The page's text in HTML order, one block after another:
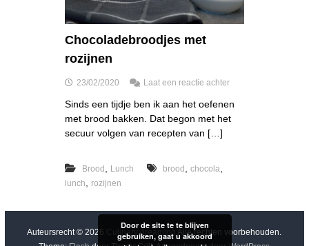
Chocoladebroodjes met
rozijnen
23/02/2020 Laat een reactie achtero
C
h
b
r
o
Sinds een tijdje ben ik aan het oefenen
met brood bakken. Dat begon met het
secuur volgen van recepten van […]
Brood Lunch brood ,chocola
lunch rozijnen
Auteursrecht © 2026 Culinary dreaming Alle rechten voorbehouden.
Door de site te te blijven
gebruiken, gaat u akkoord